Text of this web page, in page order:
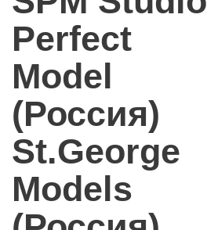
Perfect
Model
(Россия)
St.George
Models